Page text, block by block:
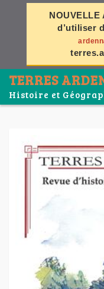
NOUVELLE
d’utiliser
TERRES
Histoire et